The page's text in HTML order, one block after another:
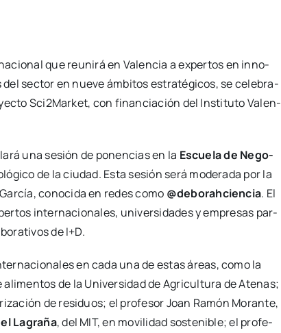
que reu­ni­rá en Valen­cia a exper­tos en inno­
sec­tor en nue­ve ámbi­tos estra­té­gi­cos, se cele­bra­
Sci2Market, con finan­cia­ción del Ins­ti­tu­to Valen­
una sesión de ponen­cias en la Escue­la de Nego­
de la ciu­dad. Esta sesión será mode­ra­da por la
cono­ci­da en redes como @deborahciencia. El
inter­na­cio­na­les, uni­ver­si­da­des y empre­sas par­
de I+D.
en cada una de estas áreas, como la
ali­men­tos de la Uni­ver­si­dad de Agri­cul­tu­ra de Ate­nas;
de resi­duos; el pro­fe­sor Joan Ramón Moran­te,
Lagra­ña, del MIT, en movi­li­dad sos­te­ni­ble; el pro­fe­